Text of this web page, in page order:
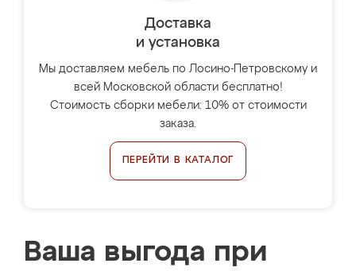
Доставка
и установка
Мы доставляем мебель по Лосино-Петровскому и
всей Московской области бесплатно!
Стоимость сборки мебели: 10% от стоимости
заказа.
ПЕРЕЙТИ В КАТАЛОГ
Ваша выгода при